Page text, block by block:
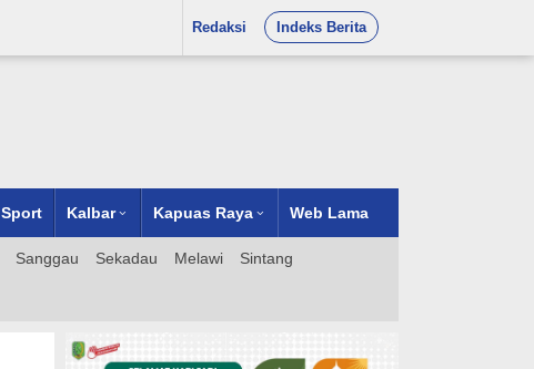
Redaksi Indeks Berita
Sport Kalbar Kapuas Raya Web Lama
Sanggau Sekadau Melawi Sintang